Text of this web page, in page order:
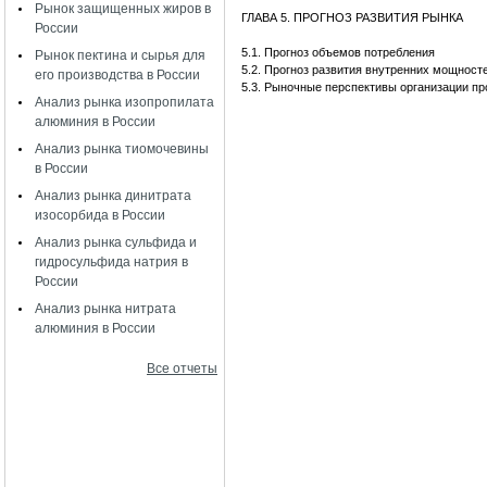
Рынок защищенных жиров в
России
Рынок пектина и сырья для
его производства в России
Анализ рынка изопропилата
алюминия в России
Анализ рынка тиомочевины
в России
Анализ рынка динитрата
изосорбида в России
Анализ рынка сульфида и
гидросульфида натрия в
России
Анализ рынка нитрата
алюминия в России
Все отчеты
ГЛАВА 5. ПРОГНОЗ РАЗВИТИЯ РЫНКА
5.1. Прогноз объемов потребления
5.2. Прогноз развития внутренних
5.3. Рыночные перспективы организации